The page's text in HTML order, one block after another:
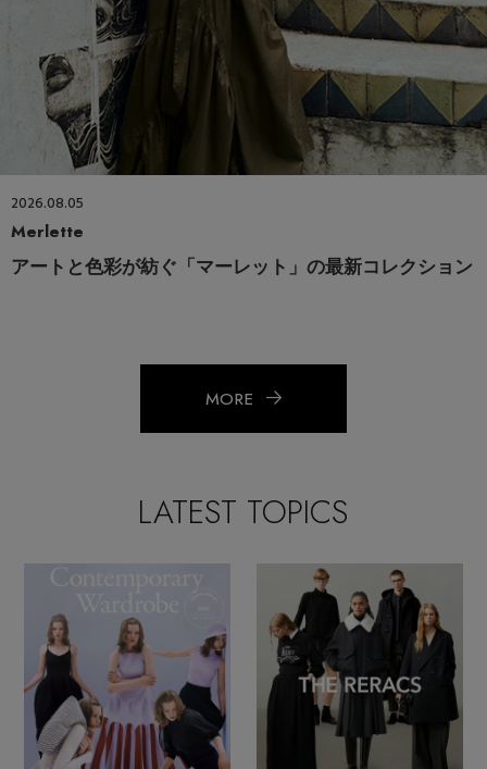
2026.08.05
Merlette
アートと色彩が紡ぐ「マーレット」の最新コレクション
MORE
LATEST TOPICS